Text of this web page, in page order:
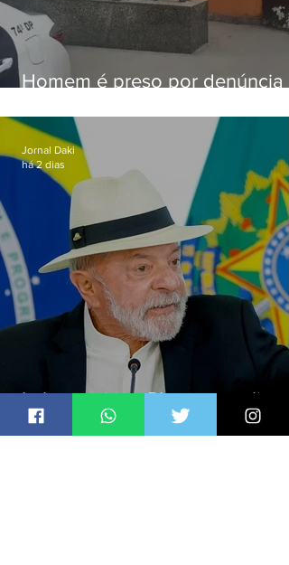
Homem é preso por denúncia
Alcântara
Lula sanciona PL que amplia
pena para crimes digitais
crianças
Jornal Daki
há 2 dias